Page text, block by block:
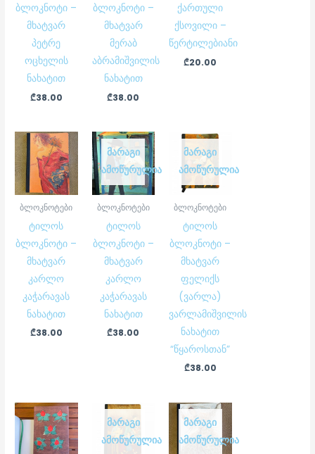
ბლოკნოტი –
მხატვარ
პეტრე
ოცხელის
ნახატით
₾38.00
ბლოკნოტი –
მხატვარ
მერაბ
აბრამიშვილის
ნახატით
₾38.00
ქართული
ქსოვილი –
წერტილებიანი
₾20.00
ბლოკნოტები
ტილოს
ბლოკნოტი –
მხატვარ
კარლო
კაჭარავას
ნახატით
₾38.00
ᲛᲐᲠᲐᲒᲘ
ᲐᲛᲝᲬᲣᲠᲣᲚᲘᲐ
ბლოკნოტები
ტილოს
ბლოკნოტი –
მხატვარ
კარლო
კაჭარავას
ნახატით
₾38.00
ᲛᲐᲠᲐᲒᲘ
ᲐᲛᲝᲬᲣᲠᲣᲚᲘᲐ
ბლოკნოტები
ტილოს
ბლოკნოტი –
მხატვარ
ფელიქს
(ვარლა)
ვარლამიშვილის
ნახატით
“წყაროსთან”
₾38.00
ᲛᲐᲠᲐᲒᲘ
ᲐᲛᲝᲬᲣᲠᲣᲚᲘᲐ
ᲛᲐᲠᲐᲒᲘ
ᲐᲛᲝᲬᲣᲠᲣᲚᲘᲐ